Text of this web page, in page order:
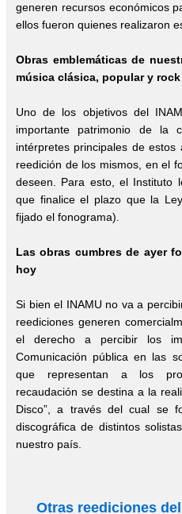
generen recursos económicos
ellos fueron quienes realizaron
Obras emblemáticas de
música clásica, popular y rock
Uno de los objetivos del
importante patrimonio de la
intérpretes principales de
reedición de los mismos, en el
deseen. Para esto, el Instituto
que finalice el plazo que la
fijado el fonograma).
Las obras cumbres de ayer
hoy
Si bien el INAMU no va a
reediciones generen
el derecho a percibir los
Comunicación pública en las
que representan a los
recaudación se destina a la
Disco”, a través del cual se
discográfica de distintos
nuestro país.
Otras reediciones